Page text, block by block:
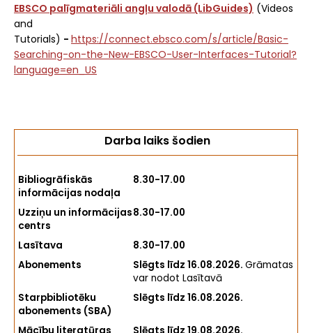
EBSCO palīgmateriāli angļu valodā (LibGuides) (Videos
and
Tutorials) - https://connect.ebsco.com/s/article/Basic-
Searching-on-the-New-EBSCO-User-Interfaces-Tutorial?
language=en_US
Darba laiks šodien
Bibliogrāfiskās
informācijas nodaļa
8.30-17.00
Uzziņu un informācijas
centrs
8.30-17.00
Lasītava
8.30-17.00
Abonements
Slēgts līdz 16.08.2026.Grāmatas
var nodot Lasītavā
Starpbibliotēku
abonements (SBA)
Slēgts līdz 16.08.2026.